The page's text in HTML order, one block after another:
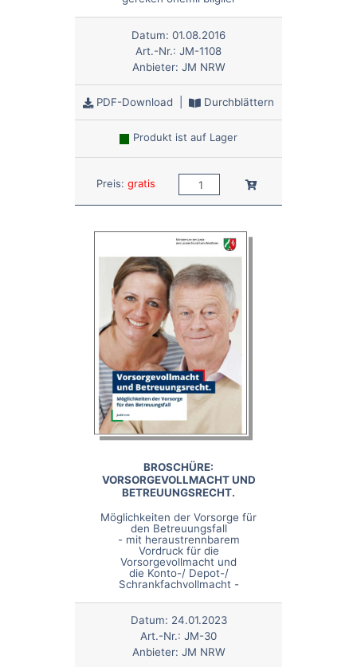
Datum: 01.08.2016
Art.-Nr.: JM-1108
Anbieter: JM NRW
PDF-Download Durchblättern
Produkt ist auf Lager
Preis: gratis Anzahl: In den Warenkorb
BROSCHÜRE:
VORSORGEVOLLMACHT UND
BETREUUNGSRECHT.
Möglichkeiten der Vorsorge für
den Betreuungsfall
- mit heraustrennbarem
Vordruck für die
Vorsorgevollmacht und
die Konto-/ Depot-/
Schrankfachvollmacht -
Datum: 24.01.2023
Art.-Nr.: JM-30
Anbieter: JM NRW